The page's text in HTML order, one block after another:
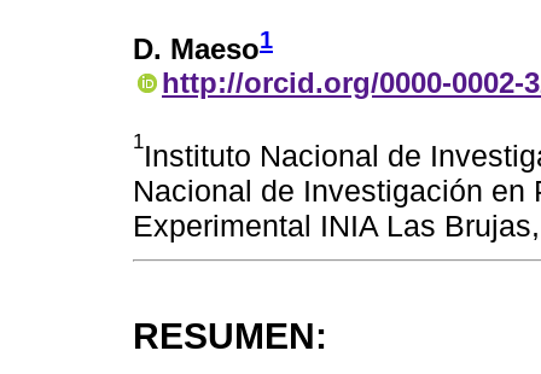
D. Maeso1
http://orcid.org/0000-0002-
1Instituto Nacional de
Nacional de Investigación
Experimental INIA Las
RESUMEN: